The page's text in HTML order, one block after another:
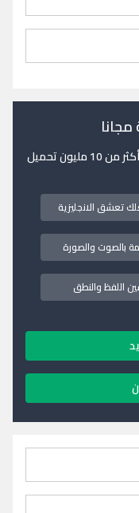
مجانا
تحميل
تعشق الانجليزية
بالصوت والصورة